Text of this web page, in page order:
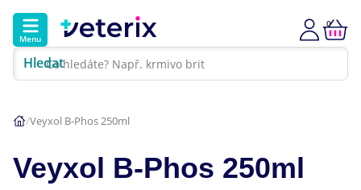
Menu
Hledat
0
Akce
Veyxol B-Phos 250ml
Veyxol B-Phos 250ml